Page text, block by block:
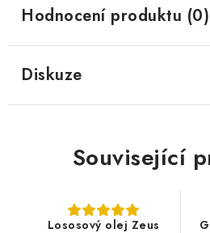
Hodnocení produktu (0)
Diskuze
Související
Lososový olej Zeus